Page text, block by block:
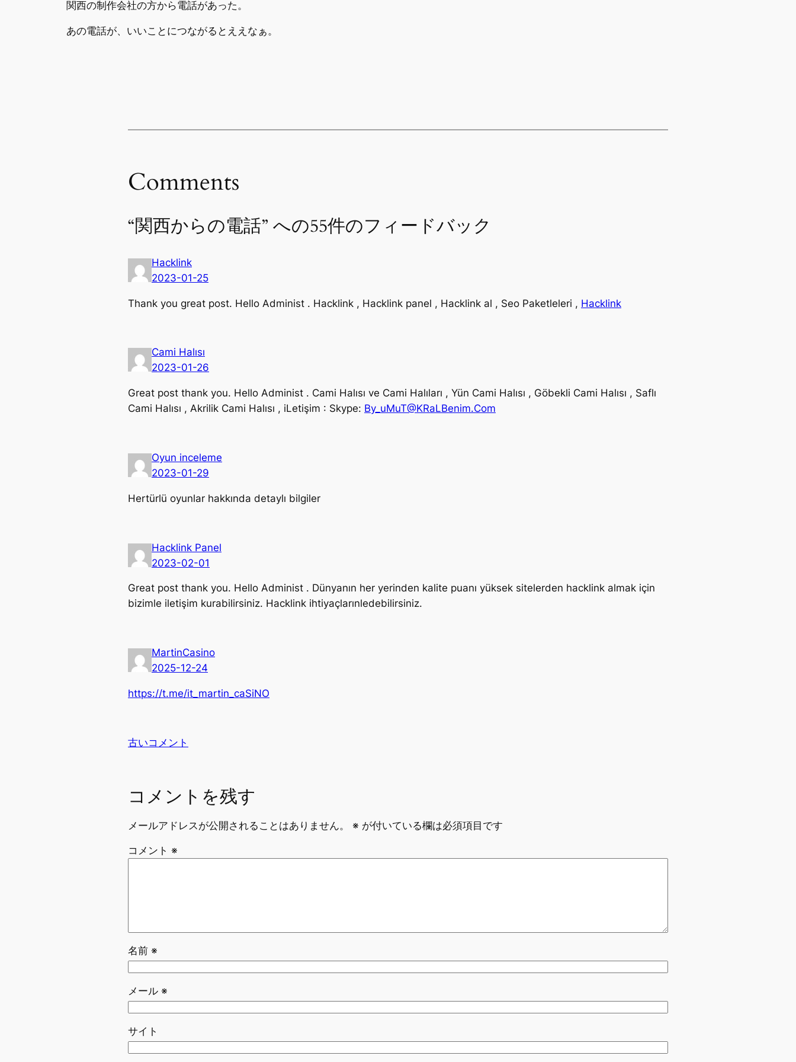
関西の制作会社の方から電話があった。
あの電話が、いいことにつながるとええなぁ。
Comments
“関西からの電話” への55件のフィードバック
Hacklink
2023-01-25
Thank you great post. Hello Administ . Hacklink , Hacklink panel , Hacklink al , Seo Paketleleri , Hacklink
Cami Halısı
2023-01-26
Great post thank you. Hello Administ . Cami Halısı ve Cami Halıları , Yün Cami Halısı , Göbekli Cami Halısı , Saflı
Cami Halısı , Akrilik Cami Halısı , iLetişim : Skype: By_uMuT@KRaLBenim.Com
Oyun inceleme
2023-01-29
Hertürlü oyunlar hakkında detaylı bilgiler
Hacklink Panel
2023-02-01
Great post thank you. Hello Administ . Dünyanın her yerinden kalite puanı yüksek sitelerden hacklink almak için
bizimle iletişim kurabilirsiniz. Hacklink ihtiyaçlarınledebilirsiniz.
MartinCasino
2025-12-24
https://t.me/it_martin_caSiNO
古いコメント
コメントを残す
メールアドレスが公開されることはありません。 ※ が付いている欄は必須項目です
コメント ※
名前 ※
メール ※
サイト